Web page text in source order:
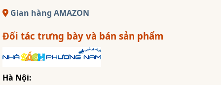
Gian hàng AMAZON
Đối tác trưng bày và bán sản phẩm
Hà Nội: